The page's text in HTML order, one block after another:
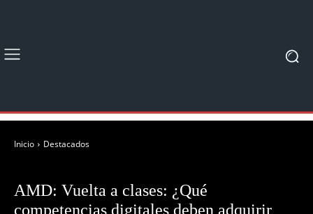
Inicio Destacados
AMD: Vuelta a clases: ¿Qué
competencias digitales deben adquirir